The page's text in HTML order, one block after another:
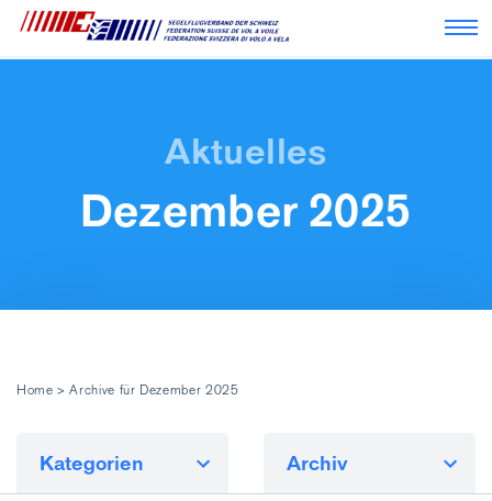
Dezember 2025
Home >Archive für Dezember 2025
Kategorien Archiv